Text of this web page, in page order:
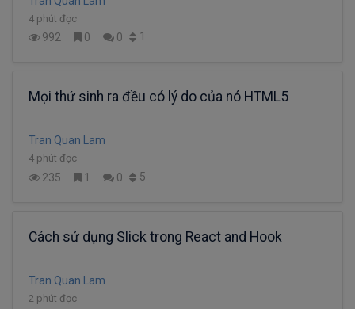
4 phút đọc
992 0 0 1
Mọi thứ sinh ra đều có lý do của nó HTML5
Tran Quan Lam
4 phút đọc
235 1 0 5
Cách sử dụng Slick trong React and Hook
Tran Quan Lam
2 phút đọc